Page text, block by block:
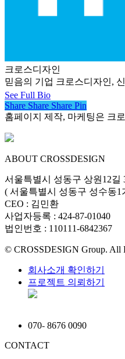
크로스디자인
믿음의 기업 크로스디자인,
See Full Bio
Share
Share Share Share Pin
홈페이지 제작, 마케팅은 크
ABOUT CROSSDESIGN
서울특별시 성동구 상원12길
( 서울특별시 성동구 성수동1
CEO : 김민환
사업자등록 : 424-87-01040
법인번호 : 110111-6842367
© CROSSDESIGN Group. All
회사소개 확인하기
프로젝트 의뢰하기
070- 8676 0090
CONTACT